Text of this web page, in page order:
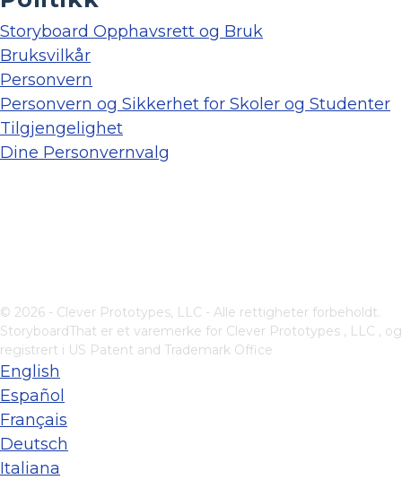
Storyboard Opphavsrett og Bruk
Bruksvilkår
Personvern
Personvern og Sikkerhet for Skoler og Studenter
Tilgjengelighet
Dine Personvernvalg
© 2026 - Clever Prototypes, LLC - Alle rettigheter forbeholdt.
StoryboardThat er et varemerke for Clever Prototypes , LLC , og
registrert i US Patent and Trademark Office
English
Español
Français
Deutsch
Italiana